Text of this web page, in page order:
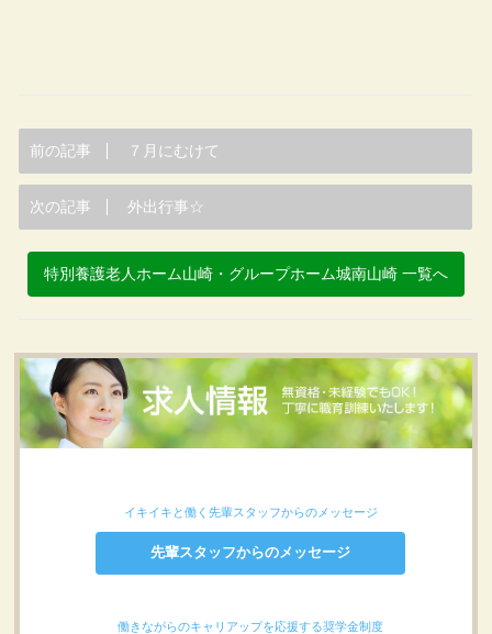
前の記事 ７月にむけて
次の記事 外出行事☆
特別養護老人ホーム山崎・グループホーム城南山崎 一覧へ
イキイキと働く先輩スタッフからのメッセージ
先輩スタッフからのメッセージ
働きながらのキャリアップを応援する奨学金制度